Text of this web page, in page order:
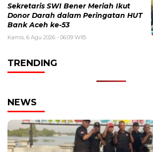
Sekretaris SWI Bener Meriah Ikut
Donor Darah dalam Peringatan HUT
Bank Aceh ke-53
Kamis, 6 Agu 2026 - 06:09 WIB
TRENDING
NEWS